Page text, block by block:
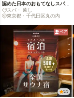
認めた日本のおもてなしスパ体
験スパ・ 癒し
東京都・千代田区丸の内
ペア
3.3